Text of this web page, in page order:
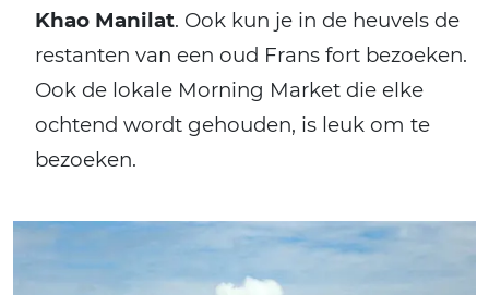
Khao Manilat. Ook kun je in de heuvels de
restanten van een oud Frans fort bezoeken.
Ook de lokale Morning Market die elke
ochtend wordt gehouden, is leuk om te
bezoeken.